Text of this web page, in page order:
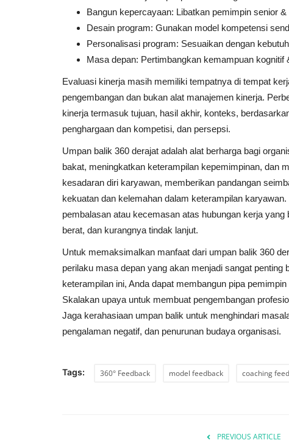
Bangun kepercayaan: Libatkan pemimpin senior
Desain program: Gunakan model kompetensi
Personalisasi program: Sesuaikan dengan
Masa depan: Pertimbangkan kemampuan kognitif
Evaluasi kinerja masih memiliki tempatnya di tempat
pengembangan dan bukan alat manajemen kinerja.
kinerja termasuk tujuan, hasil akhir, konteks,
penghargaan dan kompetisi, dan persepsi.
Umpan balik 360 derajat adalah alat berharga bagi
bakat, meningkatkan keterampilan kepemimpinan, dan
kesadaran diri karyawan, memberikan pandangan
kekuatan dan kelemahan dalam keterampilan
pembalasan atau kecemasan atas hubungan kerja
berat, dan kurangnya tindak lanjut.
Untuk memaksimalkan manfaat dari umpan balik 360
perilaku masa depan yang akan menjadi sangat
keterampilan ini, Anda dapat membangun pipa
Skalakan upaya untuk membuat pengembangan
Jaga kerahasiaan umpan balik untuk menghindari
pengalaman negatif, dan penurunan budaya organisasi.
Tags: 360° Feedback model feedback coaching
PREVIOUS ARTICLE